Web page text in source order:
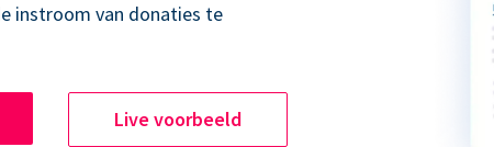
instroom van donaties te
Live voorbeeld